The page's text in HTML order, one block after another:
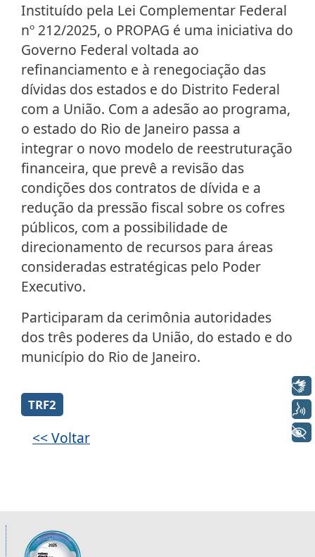
Instituído pela Lei Complementar Federal
nº 212/2025, o PROPAG é uma iniciativa do
Governo Federal voltada ao
refinanciamento e à renegociação das
dívidas dos estados e do Distrito Federal
com a União. Com a adesão ao programa,
o estado do Rio de Janeiro passa a
integrar o novo modelo de reestruturação
financeira, que prevê a revisão das
condições dos contratos de dívida e a
redução da pressão fiscal sobre os cofres
públicos, com a possibilidade de
direcionamento de recursos para áreas
consideradas estratégicas pelo Poder
Executivo.
Participaram da cerimônia autoridades
dos três poderes da União, do estado e do
município do Rio de Janeiro.
TRF2
<< Voltar
Informações úteis sobre os órgãos da 2ª
Imagem